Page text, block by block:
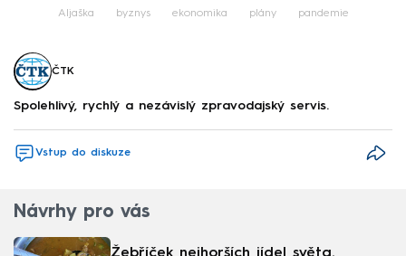
Aljaška byznys ekonomika plány pandemie
ČTK
Spolehlivý, rychlý a nezávislý zpravodajský servis.
Vstup do diskuze
Návrhy pro vás